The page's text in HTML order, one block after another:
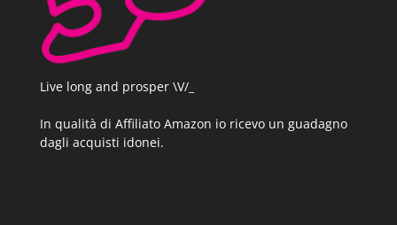
Live long and prosper \V/_
In qualità di Affiliato Amazon io ricevo un guadagno
dagli acquisti idonei.